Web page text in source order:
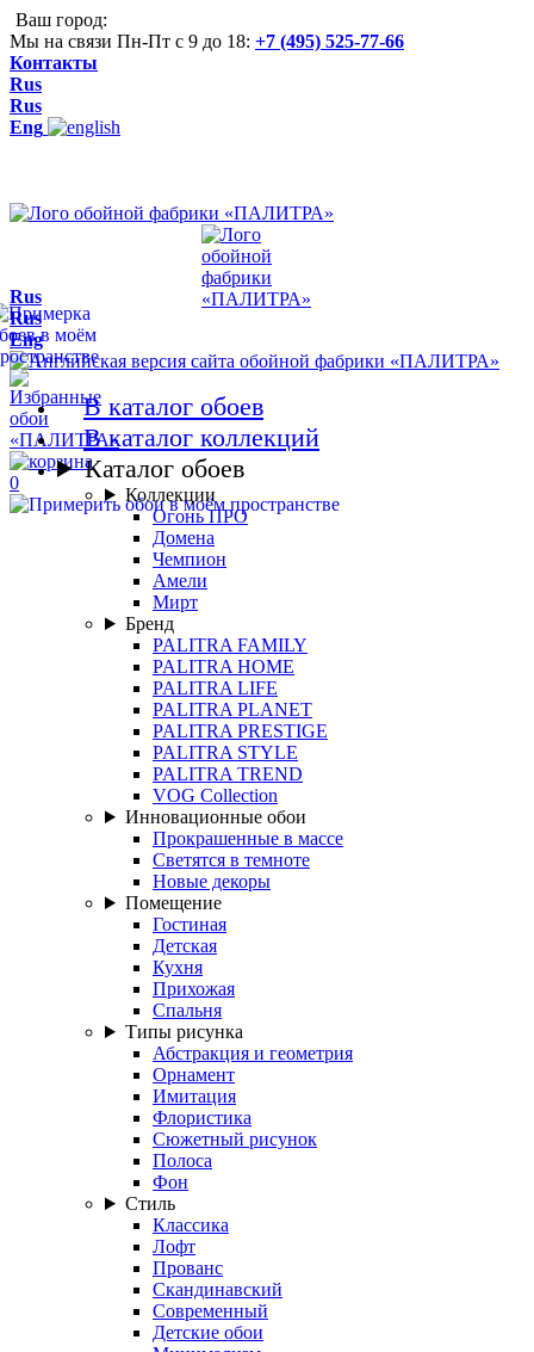
Ваш город:
Мы на связи Пн-Пт с 9 до 18: +7 (495) 525-77-66
Контакты
Rus
Rus
Eng
0
Rus
Rus
Eng
В каталог обоев
В каталог коллекций
Каталог обоев
Коллекции
Огонь ПРО
Домена
Чемпион
Амели
Мирт
Бренд
PALITRA FAMILY
PALITRA HOME
PALITRA LIFE
PALITRA PLANET
PALITRA PRESTIGE
PALITRA STYLE
PALITRA TREND
VOG Collection
Инновационные обои
Прокрашенные в массе
Светятся в темноте
Новые декоры
Помещение
Гостиная
Детская
Кухня
Прихожая
Спальня
Типы рисунка
Абстракция и геометрия
Орнамент
Имитация
Флористика
Сюжетный рисунок
Полоса
Фон
Стиль
Классика
Лофт
Прованс
Скандинавский
Современный
Детские обои